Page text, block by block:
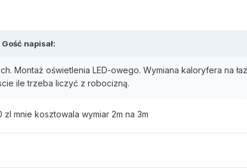
napisał:
Montaż oświetlenia LED-owego. Wymiana kaloryfera na
ile trzeba liczyć z robocizną.
mnie kosztowala wymiar 2m na 3m